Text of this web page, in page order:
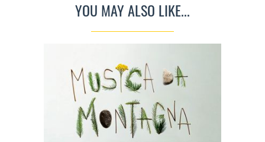
YOU MAY ALSO LIKE...